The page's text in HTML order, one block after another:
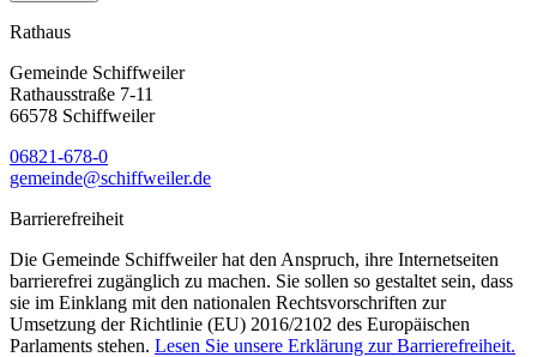
Rathaus
Gemeinde Schiffweiler
Rathausstraße 7-11
66578 Schiffweiler
06821-678-0
gemeinde@schiffweiler.de
Barrierefreiheit
Die Gemeinde Schiffweiler hat den Anspruch, ihre Internetseiten
barrierefrei zugänglich zu machen. Sie sollen so gestaltet sein, dass
sie im Einklang mit den nationalen Rechtsvorschriften zur
Umsetzung der Richtlinie (EU) 2016/2102 des Europäischen
Parlaments stehen. Lesen Sie unsere Erklärung zur Barrierefreiheit.